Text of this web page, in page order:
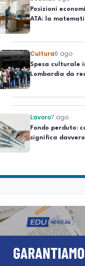
ATA: la
degli arretrati
Cultura6 ago
Spesa culturale in
Lombardia da
ma la voragine
Lavoro7 ago
Fondo perduto:
significa
Ricerca 6 ago
Il rivelatore che
reattori spenti
roccia